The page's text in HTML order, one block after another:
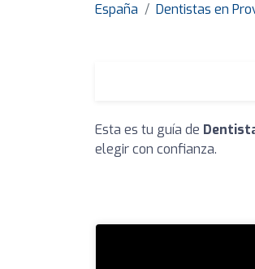
España Dentistas en
Esta es tu guía de
elegir con confianza.